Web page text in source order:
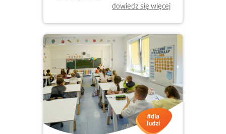
dowiedz się więcej